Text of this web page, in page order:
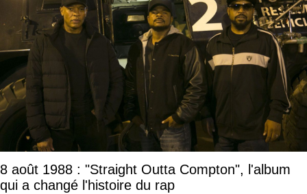
8 août 1988 : "Straight Outta Compton", l'album
qui a changé l'histoire du rap